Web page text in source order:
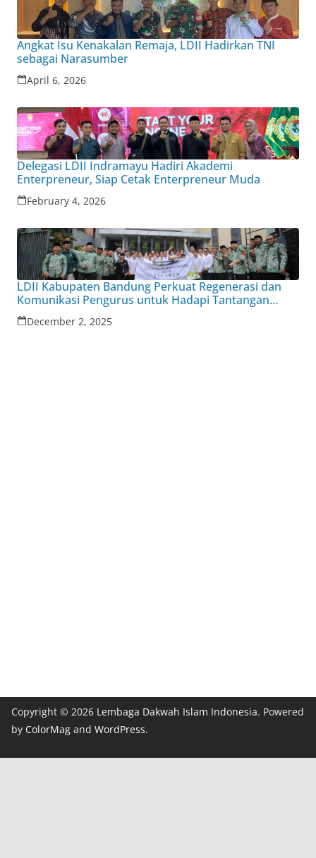
Angkat Isu Kenakalan Remaja, LDII Hadirkan TNI
sebagai Narasumber
April 6, 2026
Delegasi LDII Indramayu Hadiri Akademi
Enterpreneur, Siap Cetak Enterpreneur Muda
February 4, 2026
LDII Kabupaten Bandung Perkuat Regenerasi dan
Komunikasi Pengurus untuk Hadapi Tantangan
Zaman
December 2, 2025
Copyright © 2026 Lembaga Dakwah Islam Indonesia. Powered
by ColorMag and WordPress.